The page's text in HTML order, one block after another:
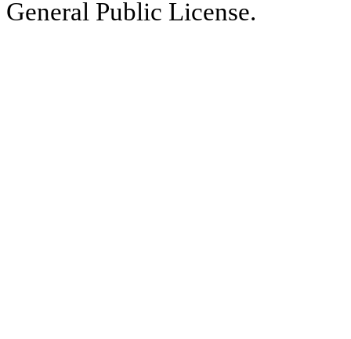
General Public License.